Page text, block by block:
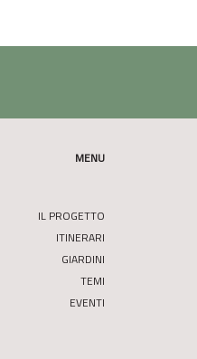
MENU
IL PROGETTO
ITINERARI
GIARDINI
TEMI
EVENTI